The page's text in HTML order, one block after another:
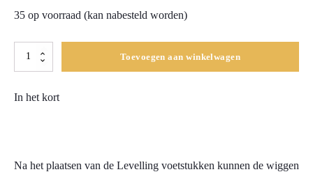
35 op voorraad (kan nabesteld worden)
Jabo
wiggen
Toevoegen aan winkelwagen
In het kort
Na het plaatsen van de Levelling voetstukken kunnen de wiggen